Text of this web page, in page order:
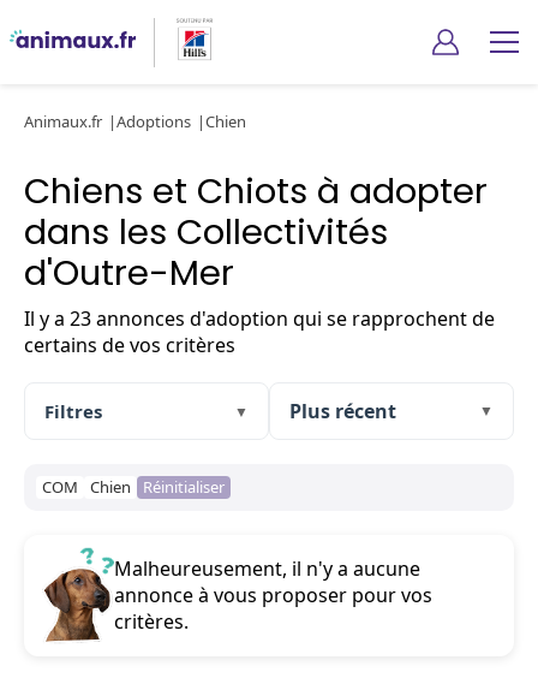
Animaux.fr Adoptions Chien
Chiens et Chiots à adopter
dans les Collectivités
d'Outre-Mer
Il y a 23 annonces d'adoption qui se rapprochent de
certains de vos critères
Filtres ▼ ▼
COM Chien Réinitialiser
Malheureusement, il n'y a aucune
annonce à vous proposer pour vos
critères.